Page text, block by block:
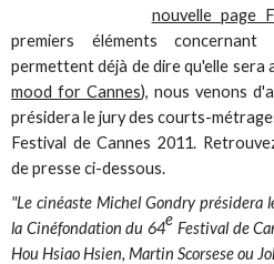
nouvelle page
premiers éléments
permettent déjà de dire qu'elle sera
mood for Cannes), nous venons
présidera le jury des courts-
Festival de Cannes 2011.
de presse ci-dessous.
"Le cinéaste Michel Gondry présidera
la Cinéfondation du 64e Festival de
Hou Hsiao Hsien, Martin Scorsese ou